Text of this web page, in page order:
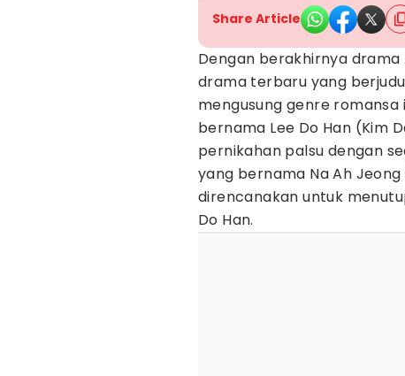
Share Article
Dengan berakhirnya drama
drama terbaru yang
mengusung genre
bernama Lee Do Han (Kim
pernikahan palsu dengan
yang bernama Na Ah
direncanakan untuk
Do Han.